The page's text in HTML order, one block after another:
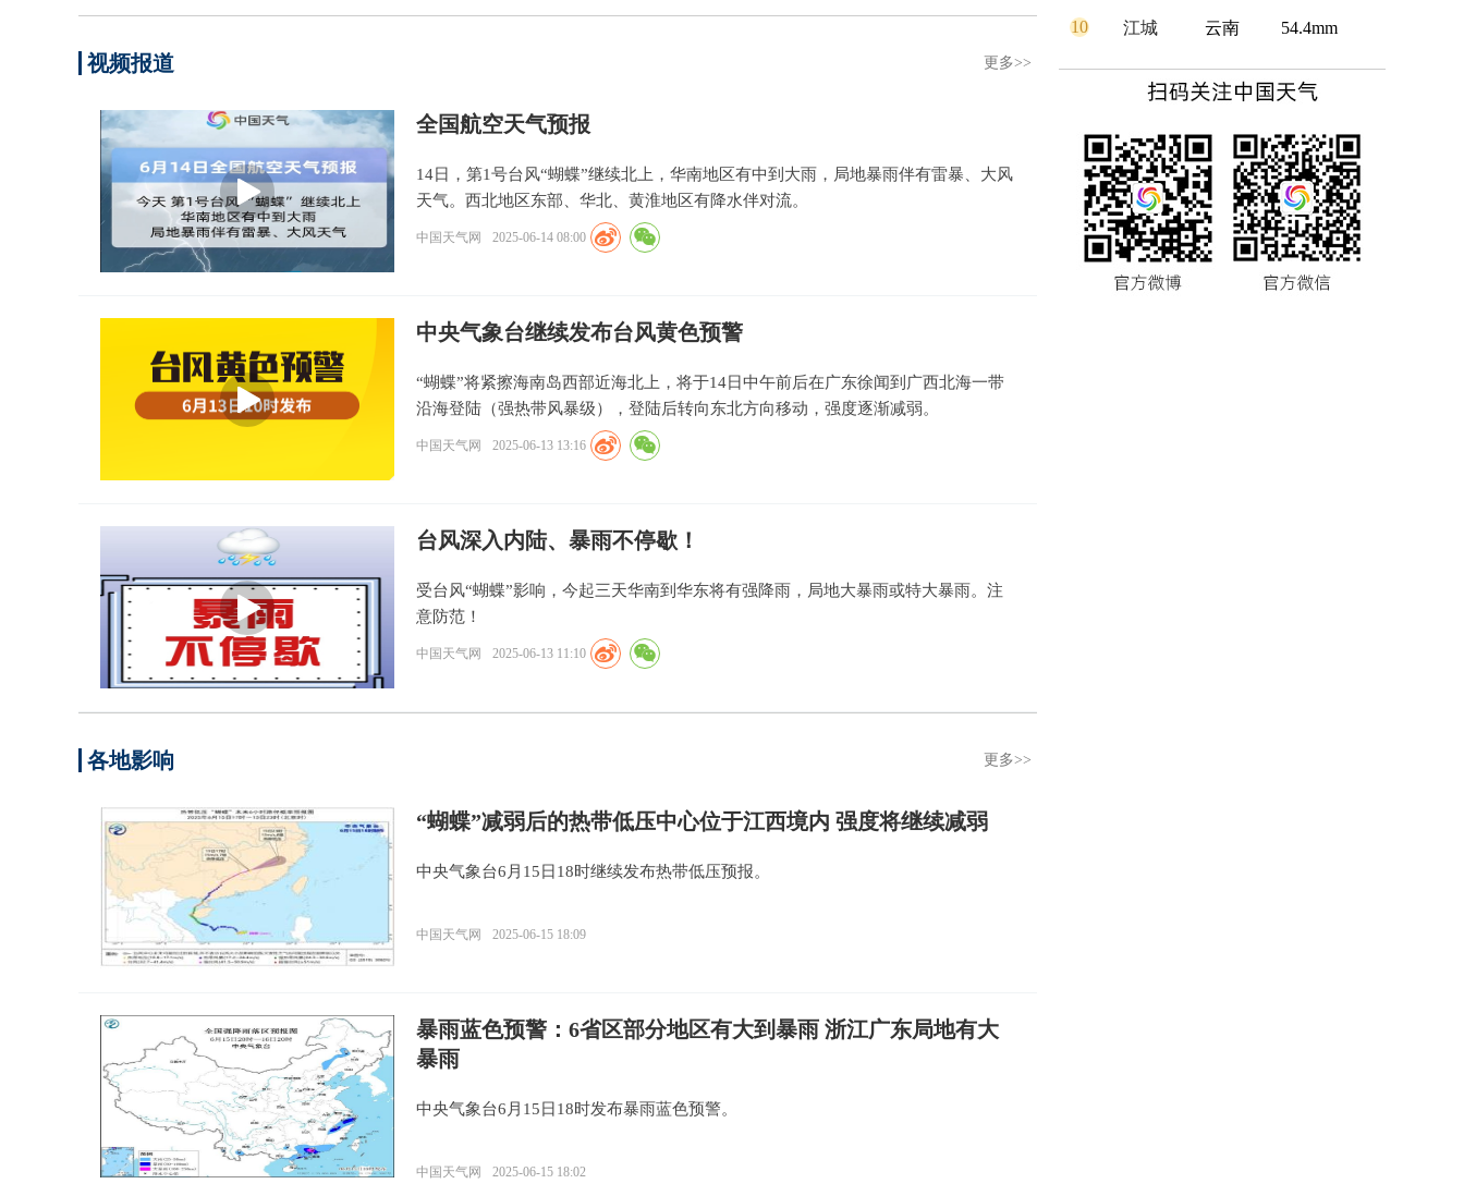
视频报道 更多>>
全国航空天气预报
14日，第1号台风“蝴蝶”继续北上，华南地区有中到大雨，局地暴雨伴有雷暴、大风
天气。西北地区东部、华北、黄淮地区有降水伴对流。
中国天气网 2025-06-14 08:00
中央气象台继续发布台风黄色预警
“蝴蝶”将紧擦海南岛西部近海北上，将于14日中午前后在广东徐闻到广西北海一带
沿海登陆（强热带风暴级），登陆后转向东北方向移动，强度逐渐减弱。
中国天气网 2025-06-13 13:16
台风深入内陆、暴雨不停歇！
受台风“蝴蝶”影响，今起三天华南到华东将有强降雨，局地大暴雨或特大暴雨。注
意防范！
中国天气网 2025-06-13 11:10
各地影响 更多>>
“蝴蝶”减弱后的热带低压中心位于江西境内 强度将继续减弱
中央气象台6月15日18时继续发布热带低压预报。
中国天气网 2025-06-15 18:09
暴雨蓝色预警：6省区部分地区有大到暴雨 浙江广东局地有大
暴雨
中央气象台6月15日18时发布暴雨蓝色预警。
中国天气网 2025-06-15 18:02
10
江城 云南 54.4mm